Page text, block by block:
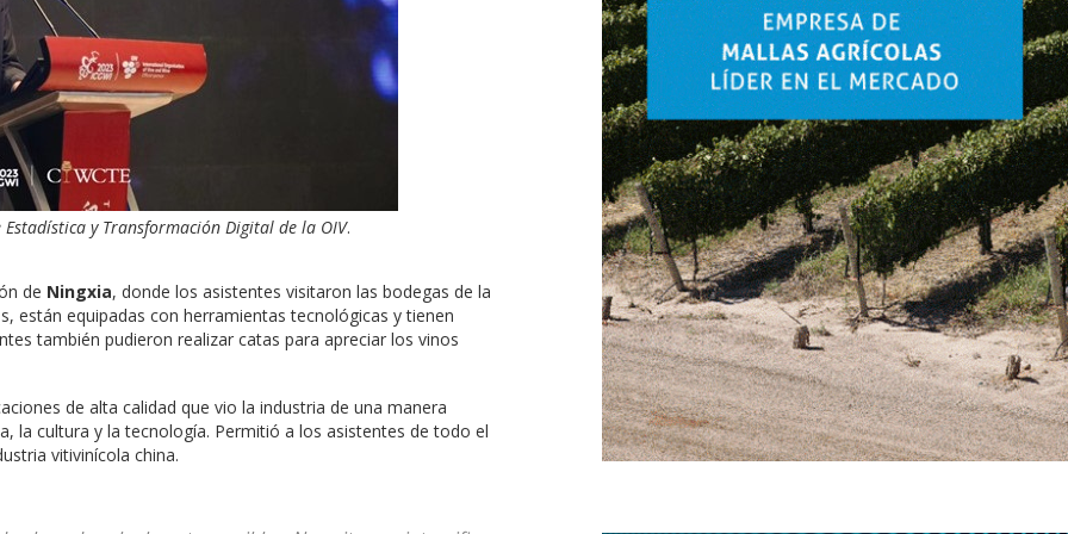
y Transformación Digital de la OIV.
de Ningxia, donde los asistentes visitaron las bodegas de la
están equipadas con herramientas tecnológicas y tienen
también pudieron realizar catas para apreciar los vinos
de alta calidad que vio la industria de una manera
la cultura y la tecnología. Permitió a los asistentes de todo el
vitivinícola china.